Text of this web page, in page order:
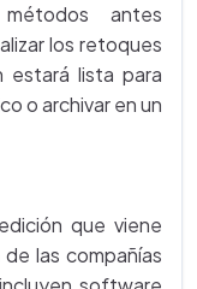
antes
los retoques
estará lista para
o archivar en un
que viene
las compañías